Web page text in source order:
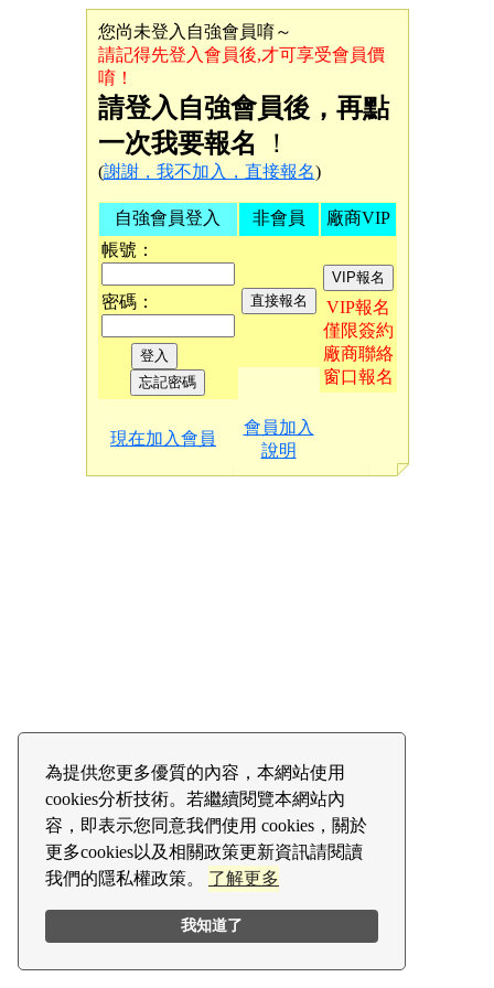
為提供您更多優質的內容，本網站使用
cookies分析技術。若繼續閱覽本網站內
容，即表示您同意我們使用 cookies，關於
更多cookies以及相關政策更新資訊請閱讀
我們的隱私權政策。 了解更多
我知道了
您尚未登入自強會員唷～
請記得先登入會員後,才可享受會員價
唷！
請登入自強會員後，再點
一次我要報名 ！
(謝謝，我不加入，直接報名)
自強會員登入
帳號：
密碼：
非會員 廠商VIP
VIP報名
僅限簽約
廠商聯絡
窗口報名
現在加入會員
會員加入
說明